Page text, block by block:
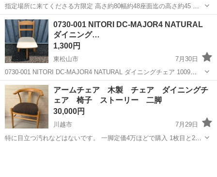
指定場所に来てくださる方限定 高さ約80幅約48座面迄の高さ約45 座
面生地 布
埼玉 草加市
0730-001 NITORI DC-MAJOR4 NATURAL
ダイニング…
1,300円
東松山市
7月30日
0730-001 NITORI DC-MAJOR4 NATURAL ダイニングチェア 1009
4006013 【状態】 ・使用に伴う多少のスレ、キズ、落としきれない汚
れなどございます ・詳細は現地でご確認くだ...
埼玉 東松山市 椅子 現地
アームチェア 木製 チェア ダイニングチ
ェア 椅子 ストーリー 二脚
30,000円
川越市
7月29日
特に目立つ汚れなどはないです。 一脚定価4万ほどで購入 1枚目と2枚